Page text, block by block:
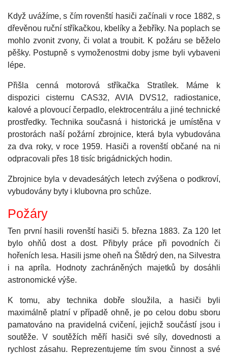
Když uvážíme, s čím rovenští hasiči začínali v roce 1882, s
dřevěnou ruční stříkačkou, kbelíky a žebříky. Na poplach se
mohlo zvonit zvony, či volat a troubit. K požáru se běželo
pěšky. Postupně s vymoženostmi doby jsme byli vybaveni
lépe.
Přišla cenná motorová stříkačka Stratílek. Máme k
dispozici cisternu CAS32, AVIA DVS12, radiostanice,
kalové a plovoucí čerpadlo, elektrocentrálu a jiné technické
prostředky. Technika současná i historická je umístěna v
prostorách naší požární zbrojnice, která byla vybudována
za dva roky, v roce 1959. Hasiči a rovenští občané na ni
odpracovali přes 18 tisíc brigádnických hodin.
Zbrojnice byla v devadesátých letech zvýšena o podkroví,
vybudovány byty i klubovna pro schůze.
Požáry
Ten první hasili rovenští hasiči 5. března 1883. Za 120 let
bylo ohňů dost a dost. Přibyly práce při povodních či
hořeních lesa. Hasili jsme oheň na Štědrý den, na Silvestra
i na apríla. Hodnoty zachráněných majetků by dosáhli
astronomické výše.
K tomu, aby technika dobře sloužila, a hasiči byli
maximálně platní v případě ohně, je po celou dobu sboru
pamatováno na pravidelná cvičení, jejichž součástí jsou i
soutěže. V soutěžích měří hasiči své síly, dovednosti a
rychlost zásahu. Reprezentujeme tím svou činnost a své